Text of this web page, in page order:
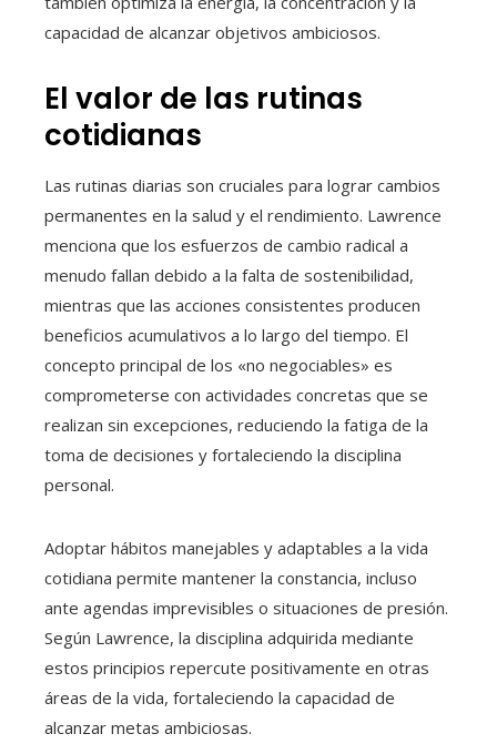
capacidad de alcanzar objetivos ambiciosos.
El valor de las rutinas
cotidianas
Las rutinas diarias son cruciales para lograr cambios
permanentes en la salud y el rendimiento. Lawrence
menciona que los esfuerzos de cambio radical a
menudo fallan debido a la falta de sostenibilidad,
mientras que las acciones consistentes producen
beneficios acumulativos a lo largo del tiempo. El
concepto principal de los «no negociables» es
comprometerse con actividades concretas que se
realizan sin excepciones, reduciendo la fatiga de la
toma de decisiones y fortaleciendo la disciplina
personal.
Adoptar hábitos manejables y adaptables a la vida
cotidiana permite mantener la constancia, incluso
ante agendas imprevisibles o situaciones de presión.
Según Lawrence, la disciplina adquirida mediante
estos principios repercute positivamente en otras
áreas de la vida, fortaleciendo la capacidad de
alcanzar metas ambiciosas.